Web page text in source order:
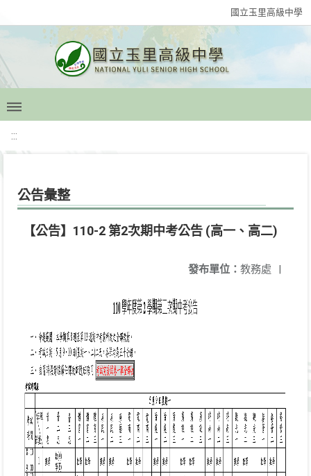
國立玉里高級中學
:::
公告彙整
【公告】110-2 第2次期中考公告 (高一、高二)
發布單位： 教務處 |